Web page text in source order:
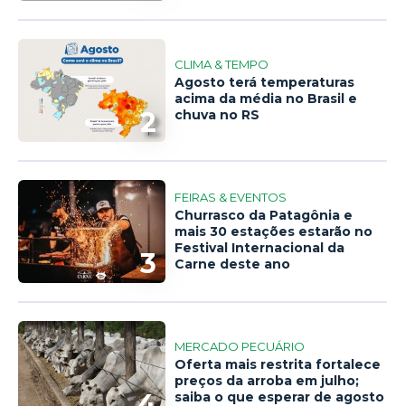
2
CLIMA & TEMPO
Agosto terá temperaturas
acima da média no Brasil e
chuva no RS
3
FEIRAS & EVENTOS
Churrasco da Patagônia e
mais 30 estações estarão no
Festival Internacional da
Carne deste ano
MERCADO PECUÁRIO
Oferta mais restrita fortalece
preços da arroba em julho;
saiba o que esperar de agosto